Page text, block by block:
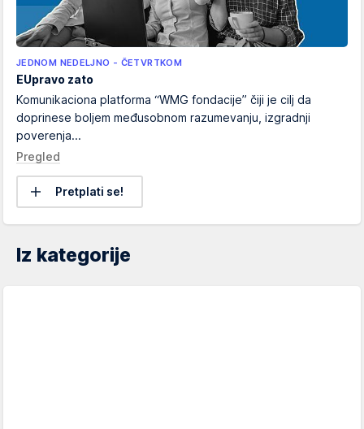
JEDNOM NEDELJNO - ČETVRTKOM
EUpravo zato
Komunikaciona platforma “WMG fondacije” čiji je cilj da
doprinese boljem međusobnom razumevanju, izgradnji
poverenja...
Pregled
Pretplati se!
Iz kategorije